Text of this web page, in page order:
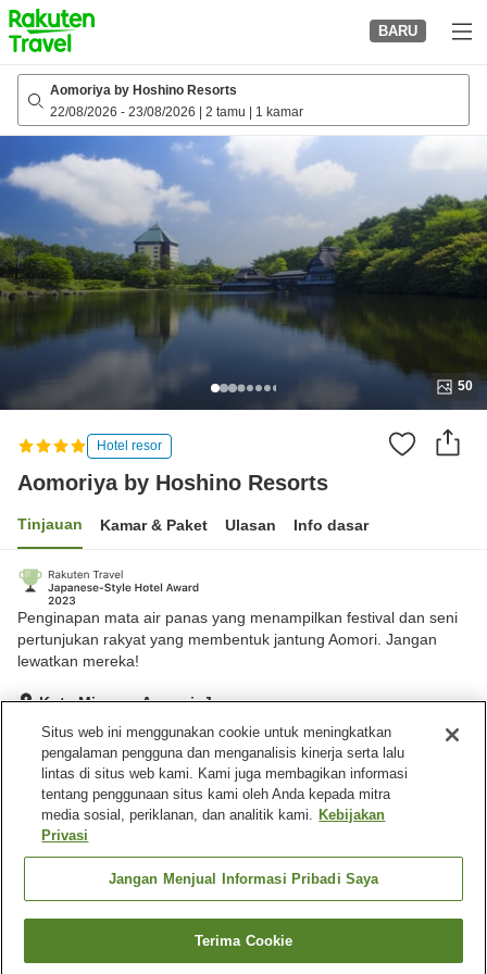
to
top
page
BARU
Aomoriya by Hoshino Resorts
22/08/2026 - 23/08/2026 2 tamu 1 kamar
50
Hotel resor
Aomoriya by Hoshino Resorts
Tinjauan Kamar & Paket Ulasan Info dasar
Penginapan mata air panas yang menampilkan festival dan seni
pertunjukan rakyat yang membentuk jantung Aomori. Jangan
lewatkan mereka!
Kota Misawa, Aomori, Jepang
Lihat di peta
Hebat Ulasan:265
Fasilitas properti
Tempat parkir
Restoran
Pojok izakaya
Toko
Cari kamar
Situs web ini menggunakan cookie untuk meningkatkan
pengalaman pengguna dan menganalisis kinerja serta lalu
lintas di situs web kami. Kami juga membagikan informasi
tentang penggunaan situs kami oleh Anda kepada mitra
media sosial, periklanan, dan analitik kami. Kebijakan
Privasi
Jangan Menjual Informasi Pribadi Saya
Terima Cookie